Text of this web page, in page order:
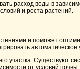
расход воды в
и роста растений.
и поможет
участка. Существуют
от условий почвы.